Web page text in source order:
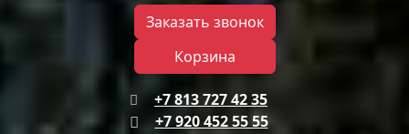
Заказать звонок
Корзина
+7 813 727 42 35
+7 920 452 55 55